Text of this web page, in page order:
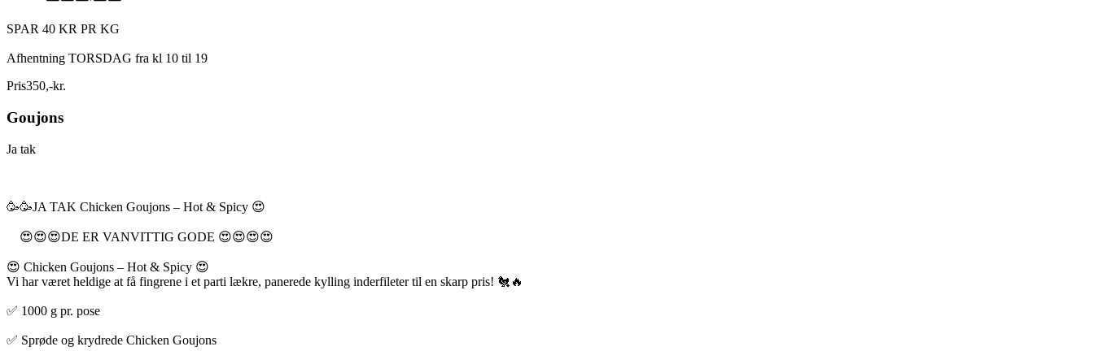
SPAR 40 KR PR KG
Afhentning TORSDAG fra kl 10 til 19
Pris350,-kr.
Goujons
Ja tak
🥳🥳JA TAK Chicken Goujons – Hot & Spicy 😍
😍😍😍DE ER VANVITTIG GODE 😍😍😍😍
😍 Chicken Goujons – Hot & Spicy 😍
Vi har været heldige at få fingrene i et parti lækre, panerede kylling inderfileter til en skarp pris! 🐔🔥
✅ 1000 g pr. pose
✅ Sprøde og krydrede Chicken Goujons